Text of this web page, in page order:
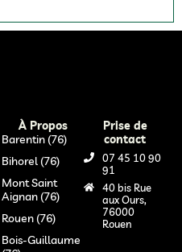
À Propos
Barentin (76)
Bihorel (76)
Mont Saint
Aignan (76)
Rouen (76)
Bois-Guillaume
Prise de
contact
07 45 10 90
91
40 bis Rue
aux Ours,
76000
Rouen